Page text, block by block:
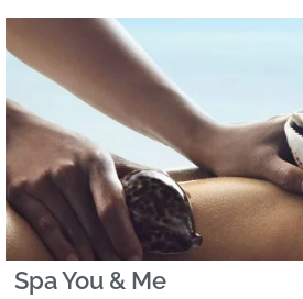
Spa You & Me